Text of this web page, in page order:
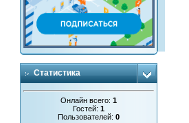
Статистика
Онлайн всего:1
Гостей:1
Пользователей:0